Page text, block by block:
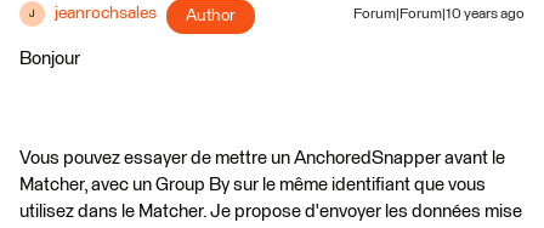
J jeanrochsales Author Forum|Forum|10 years ago
Bonjour
Vous pouvez essayer de mettre un AnchoredSnapper avant le
Matcher, avec un Group By sur le même identifiant que vous
utilisez dans le Matcher. Je propose d'envoyer les données mise